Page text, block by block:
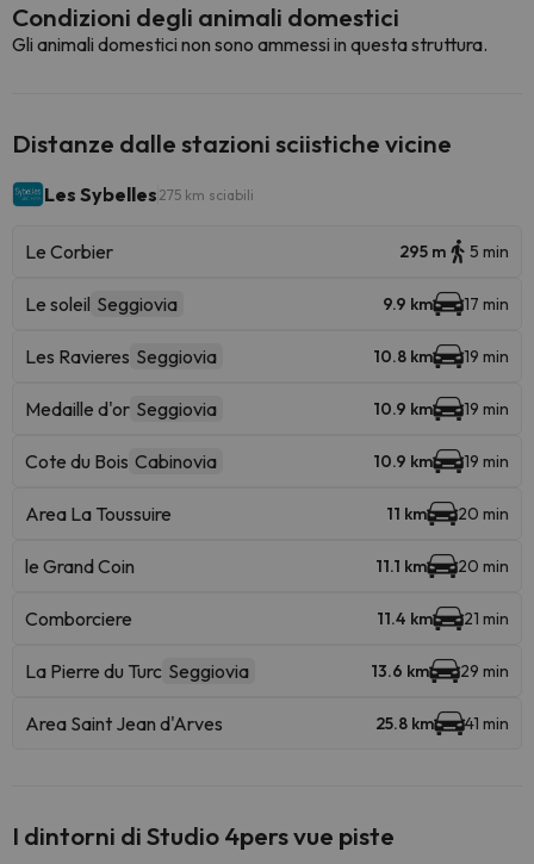
Condizioni degli animali domestici
Gli animali domestici non sono ammessi in questa struttura.
Distanze dalle stazioni sciistiche vicine
Les Sybelles 275 km sciabili
Le Corbier 295 m 5 min
Le soleil Seggiovia 9.9 km 17 min
Les Ravieres Seggiovia 10.8 km 19 min
Medaille d'or Seggiovia 10.9 km 19 min
Cote du Bois Cabinovia 10.9 km 19 min
Area La Toussuire 11 km 20 min
le Grand Coin 11.1 km 20 min
Comborciere 11.4 km 21 min
La Pierre du Turc Seggiovia 13.6 km 29 min
Area Saint Jean d'Arves 25.8 km 41 min
I dintorni di Studio 4pers vue piste